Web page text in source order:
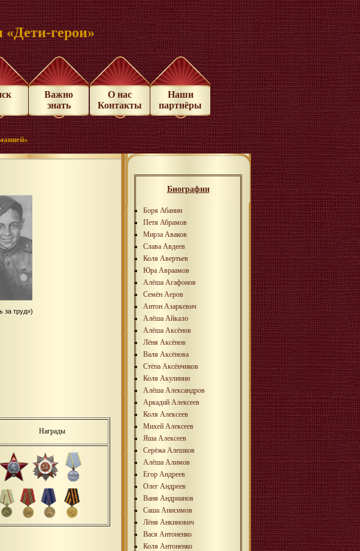
«Дети-герои»
Важно
знать
О нас
Контакты
Наши
партнёры
Биографии
Боря Абанин
Петя Абрамов
Мирза Аваков
Слава Авдеев
Коля Авертьев
Юра Авраамов
Алёша Агафонов
Семён Аеров
Антон Азаркевич
Алёша Айкало
Алёша Аксёнов
Лёня Аксёнов
Валя Аксёнова
Стёпа Аксёнчиков
Коля Акулинин
Алёша Александров
Аркадий Алексеев
Коля Алексеев
Михей Алексеев
Яша Алексеев
Серёжа Алешков
Алёша Алимов
Егор Андреев
Олег Андреев
Ваня Андрианов
Саша Анисимов
Лёня Анкинович
Вася Антоненко
Коля Антоненко
за труд»)
Награды